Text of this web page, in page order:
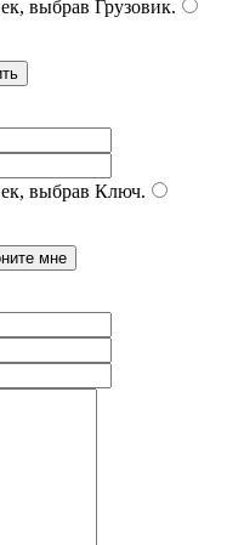
выбрав Грузовик.
выбрав Ключ.